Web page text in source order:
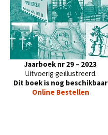
Jaarboek nr 29 – 2023
Uitvoerig geïllustreerd.
Dit boek is nog beschikbaar
Online Bestellen